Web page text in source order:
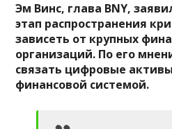
Эм Винс, глава BNY,
этап распространения
зависеть от крупных
организаций. По его
связать цифровые
финансовой системой.